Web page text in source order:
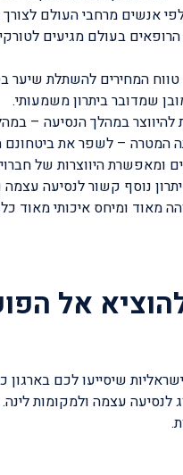
אנשים מרחבי העולם
הרופאים בעולם מגיעים
להיווצר במהלך הנסיעה –
המטרה – לשפר את ביטחונם
ומאפשרת היווצרות של
יתרון נוסף קשור לנסיעה
מאוד ומיחס איכותי מאוד
אל
שיסייעו לכם בארגון
לנסיעה עצמה ולמקומות